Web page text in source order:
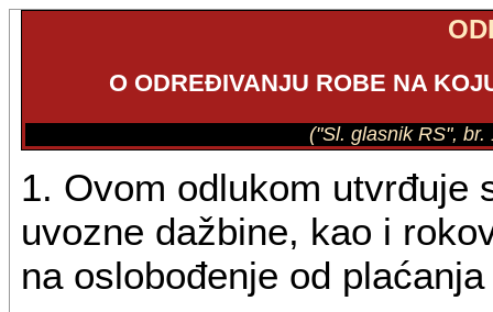
O ODREĐIVANJU ROBE NA
("Sl. glasnik RS",
1. Ovom odlukom utvrđuje
uvozne dažbine, kao i
na oslobođenje od